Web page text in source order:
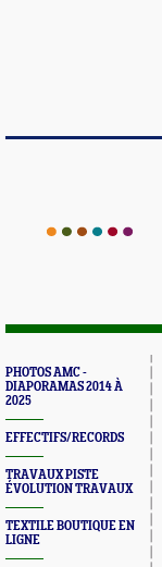
PHOTOS AMC -
DIAPORAMAS 2014 À
2025
EFFECTIFS/RECORDS
TRAVAUX PISTE
ÉVOLUTION TRAVAUX
TEXTILE BOUTIQUE EN
LIGNE